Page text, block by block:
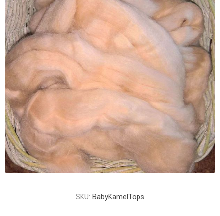
SKU: BabyKamelTops